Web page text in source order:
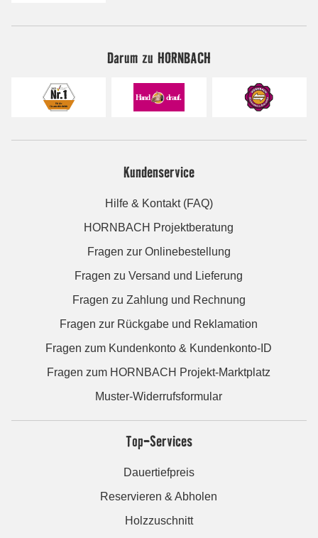
Darum zu HORNBACH
Kundenservice
Hilfe & Kontakt (FAQ)
HORNBACH Projektberatung
Fragen zur Onlinebestellung
Fragen zu Versand und Lieferung
Fragen zu Zahlung und Rechnung
Fragen zur Rückgabe und Reklamation
Fragen zum Kundenkonto & Kundenkonto-ID
Fragen zum HORNBACH Projekt-Marktplatz
Muster-Widerrufsformular
Top-Services
Dauertiefpreis
Reservieren & Abholen
Holzzuschnitt